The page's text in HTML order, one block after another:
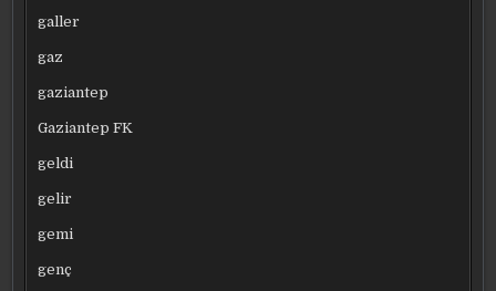
galler
gaz
gaziantep
Gaziantep FK
geldi
gelir
gemi
genç